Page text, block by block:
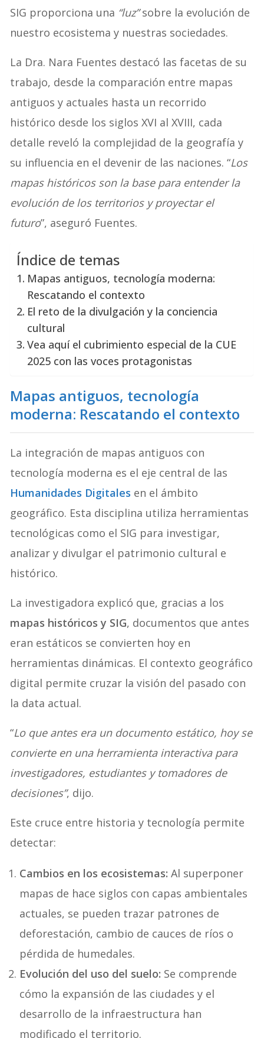
SIG proporciona una “luz”sobre la evolución de
nuestro ecosistema y nuestras sociedades.
La Dra. Nara Fuentes destacó las facetas de su
trabajo, desde la comparación entre mapas
antiguos y actuales hasta un recorrido
histórico desde los siglos XVI al XVIII, cada
detalle reveló la complejidad de la geografía y
su influencia en el devenir de las naciones. “Los
mapas históricos son la base para entender la
evolución de los territorios y proyectar el
futuro”, aseguró Fuentes.
Índice de temas
Mapas antiguos, tecnología moderna:
Rescatando el contexto
El reto de la divulgación y la conciencia
cultural
Vea aquí el cubrimiento especial de la CUE
2025 con las voces protagonistas
Mapas antiguos, tecnología
moderna: Rescatando el contexto
La integración de mapas antiguos con
tecnología moderna es el eje central de las
Humanidades Digitales en el ámbito
geográfico. Esta disciplina utiliza herramientas
tecnológicas como el SIG para investigar,
analizar y divulgar el patrimonio cultural e
histórico.
La investigadora explicó que, gracias a los
mapas históricos y SIG, documentos que antes
eran estáticos se convierten hoy en
herramientas dinámicas. El contexto geográfico
digital permite cruzar la visión del pasado con
la data actual.
“Lo que antes era un documento estático, hoy se
convierte en una herramienta interactiva para
investigadores, estudiantes y tomadores de
decisiones”, dijo.
Este cruce entre historia y tecnología permite
detectar:
Cambios en los ecosistemas: Al superponer
mapas de hace siglos con capas ambientales
actuales, se pueden trazar patrones de
deforestación, cambio de cauces de ríos o
pérdida de humedales.
Evolución del uso del suelo: Se comprende
cómo la expansión de las ciudades y el
desarrollo de la infraestructura han
modificado el territorio.